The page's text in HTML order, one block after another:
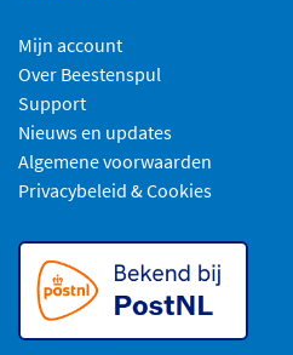
Mijn account
Over Beestenspul
Support
Nieuws en updates
Algemene voorwaarden
Privacybeleid & Cookies